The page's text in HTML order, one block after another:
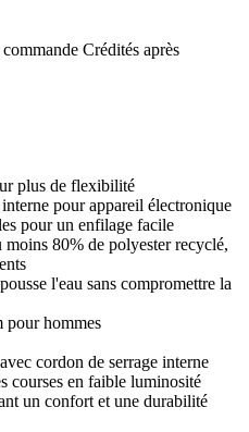
Crédités après
plus de flexibilité
pour appareil électronique
pour un enfilage facile
80% de polyester recyclé,
l'eau sans compromettre la
pour hommes
cordon de serrage interne
courses en faible luminosité
un confort et une durabilité